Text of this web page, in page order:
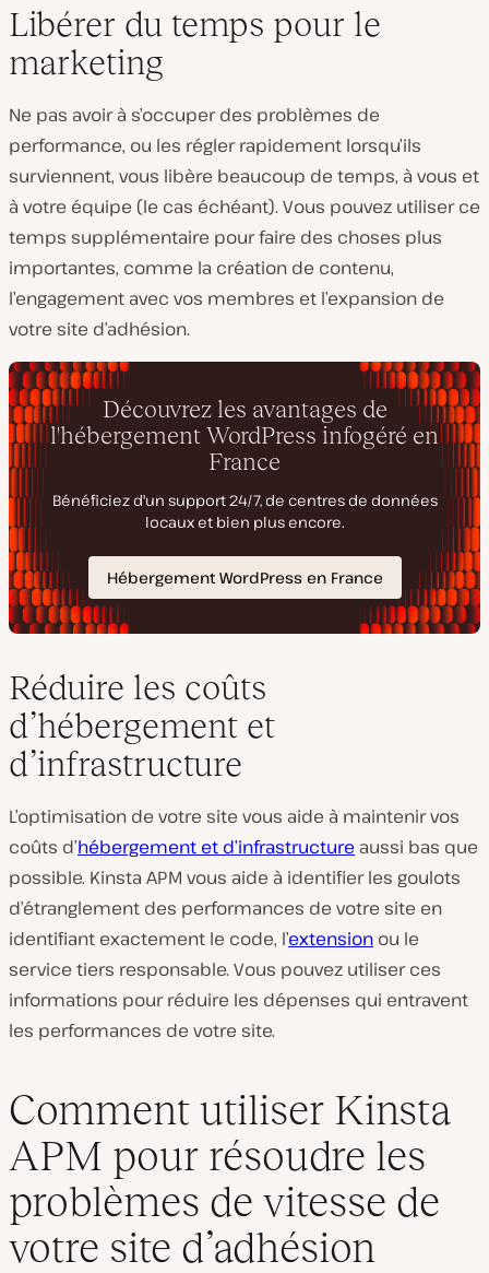
Libérer du temps pour le
marketing
Ne pas avoir à s’occuper des problèmes de
performance, ou les régler rapidement lorsqu’ils
surviennent, vous libère beaucoup de temps, à vous et
à votre équipe (le cas échéant). Vous pouvez utiliser ce
temps supplémentaire pour faire des choses plus
importantes, comme la création de contenu,
l’engagement avec vos membres et l’expansion de
votre site d’adhésion.
Réduire les coûts
d’hébergement et
d’infrastructure
L’optimisation de votre site vous aide à maintenir vos
coûts d’hébergement et d’infrastructure aussi bas que
possible. Kinsta APM vous aide à identifier les goulots
d’étranglement des performances de votre site en
identifiant exactement le code, l’extension ou le
service tiers responsable. Vous pouvez utiliser ces
informations pour réduire les dépenses qui entravent
les performances de votre site.
Comment utiliser Kinsta
APM pour résoudre les
problèmes de vitesse de
votre site d’adhésion